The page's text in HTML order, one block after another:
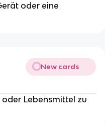
oder eine
New cards
Lebensmittel zu